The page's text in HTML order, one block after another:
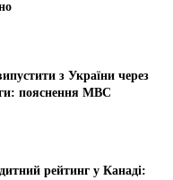
з України через
пояснення МВС
рейтинг у Канаді: